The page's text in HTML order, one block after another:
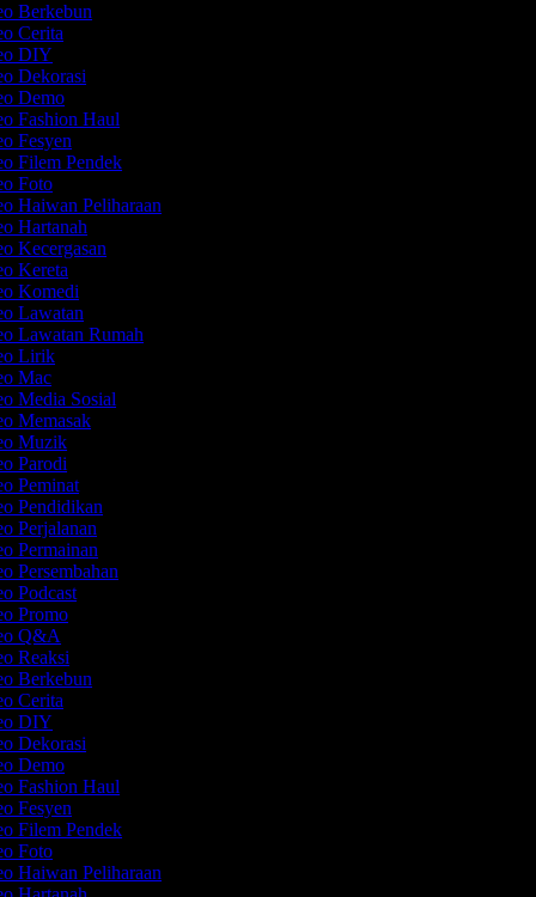
Berkebun
Cerita
DIY
Dekorasi
Demo
Fashion Haul
Fesyen
Filem Pendek
Foto
Haiwan Peliharaan
Hartanah
Kecergasan
Kereta
Komedi
Lawatan
Lawatan Rumah
Lirik
Mac
Media Sosial
Memasak
Muzik
Parodi
Peminat
Pendidikan
Perjalanan
Permainan
Persembahan
Podcast
Promo
Q&A
Reaksi
Berkebun
Cerita
DIY
Dekorasi
Demo
Fashion Haul
Fesyen
Filem Pendek
Foto
Haiwan Peliharaan